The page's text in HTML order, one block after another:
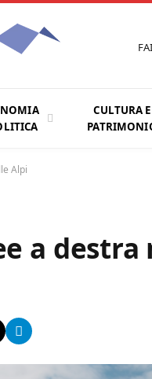
CULTURA E
Alpi
a destra